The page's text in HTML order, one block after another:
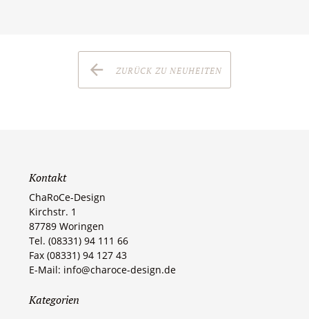
ZURÜCK ZU NEUHEITEN
Kontakt
ChaRoCe-Design
Kirchstr. 1
87789 Woringen​
Tel. (08331) 94 111 66
Fax (08331) 94 127 43
E-Mail: info@charoce-design.de
Kategorien